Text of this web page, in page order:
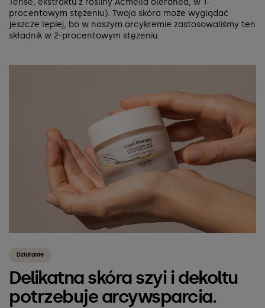
procentowym stężeniu). Twoja skóra może wyglądać
jeszcze lepiej, bo w naszym arcykremie zastosowaliśmy ten
składnik w 2-procentowym stężeniu.
Działanie
Delikatna skóra szyi i dekoltu
potrzebuje arcywsparcia.